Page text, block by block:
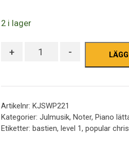
var:
109,00 kr.
är:
95,00
2 i lager
+ Antal -
Artikelnr:KJSWP221
Kategorier:Julmusik,Noter,Piano
Etiketter:bastien,level 1,popular